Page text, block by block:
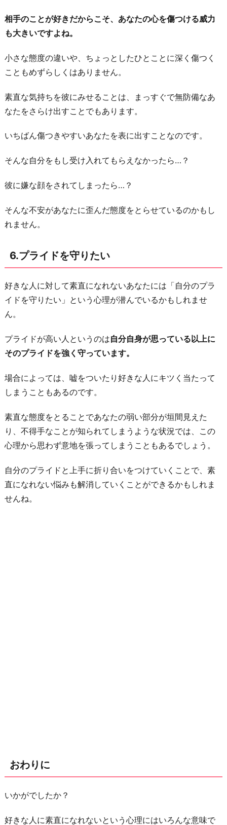
相手のことが好きだからこそ、あなたの心を傷つける威力
も大きいですよね。
小さな態度の違いや、ちょっとしたひとことに深く傷つく
こともめずらしくはありません。
素直な気持ちを彼にみせることは、まっすぐで無防備なあ
なたをさらけ出すことでもあります。
いちばん傷つきやすいあなたを表に出すことなのです。
そんな自分をもし受け入れてもらえなかったら…？
彼に嫌な顔をされてしまったら…？
そんな不安があなたに歪んだ態度をとらせているのかもし
れません。
6.プライドを守りたい
好きな人に対して素直になれないあなたには「自分のプラ
イドを守りたい」という心理が潜んでいるかもしれませ
ん。
プライドが高い人というのは自分自身が思っている以上に
そのプライドを強く守っています。
場合によっては、嘘をついたり好きな人にキツく当たって
しまうこともあるのです。
素直な態度をとることであなたの弱い部分が垣間見えた
り、不得手なことが知られてしまうような状況では、この
心理から思わず意地を張ってしまうこともあるでしょう。
自分のプライドと上手に折り合いをつけていくことで、素
直になれない悩みも解消していくことができるかもしれま
せんね。
おわりに
いかがでしたか？
好きな人に素直になれないという心理にはいろんな意味で